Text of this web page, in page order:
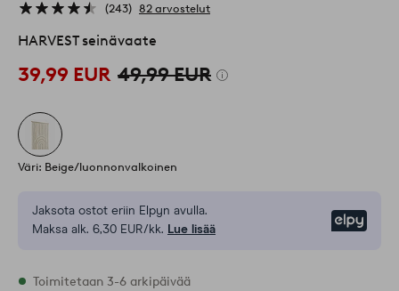
243 82 arvostelut
HARVEST seinävaate
39,99 EUR 49,99 EUR
Väri: Beige/luonnonvalkoinen
Jaksota ostot eriin Elpyn avulla.
Maksa alk. 6,30 EUR/kk. Lue lisää
Varastossa
Toimitetaan 3-6 arkipäivää